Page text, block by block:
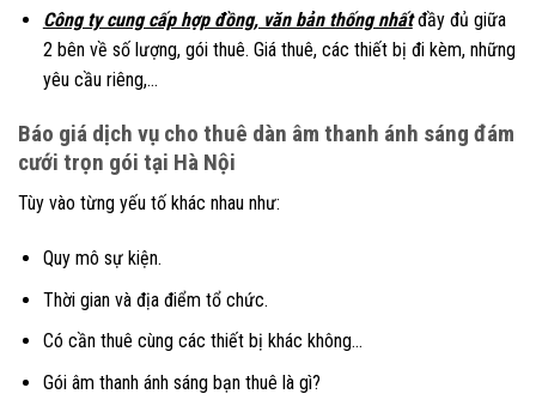
Công ty cung cấp hợp đồng, văn bản thống nhấtđầy đủ giữa
2 bên về số lượng, gói thuê. Giá thuê, các thiết bị đi kèm, những
yêu cầu riêng,…
Báo giá dịch vụ cho thuê dàn âm thanh ánh sáng đám
cưới trọn gói tại Hà Nội
Tùy vào từng yếu tố khác nhau như:
Quy mô sự kiện.
Thời gian và địa điểm tổ chức.
Có cần thuê cùng các thiết bị khác không…
Gói âm thanh ánh sáng bạn thuê là gì?